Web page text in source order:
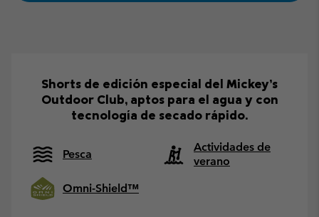
Shorts de edición especial del Mickey’s
Outdoor Club, aptos para el agua y con
tecnología de secado rápido.
Pesca
Actividades de
verano
Omni-Shield™